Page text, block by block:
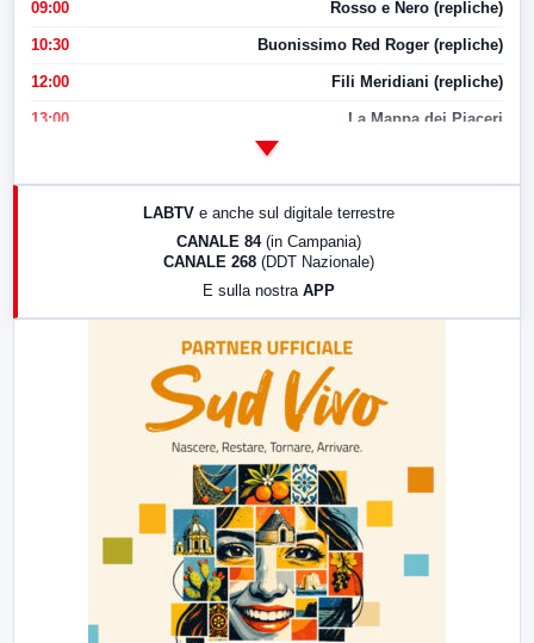
09:00 Rosso e Nero (repliche)
10:30 Buonissimo Red Roger (repliche)
12:00 Fili Meridiani (repliche)
13:00 La Mappa dei Piaceri
17:00 LabNews (replica)
LABTV e anche sul digitale terrestre
CANALE 84 (in Campania)
CANALE 268 (DDT Nazionale)
E sulla nostra APP